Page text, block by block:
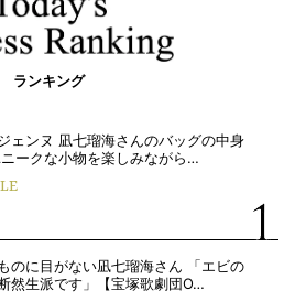
ランキング
ェンヌ 凪七瑠海さんのバッグの中身
ークな小物を楽しみながら…
のに目がない凪七瑠海さん 「エビの
然生派です」【宝塚歌劇団O…